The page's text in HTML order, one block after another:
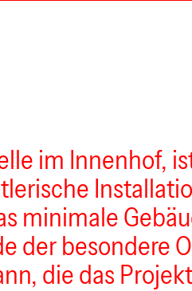
im Innenhof,
minimale
der besondere
die das